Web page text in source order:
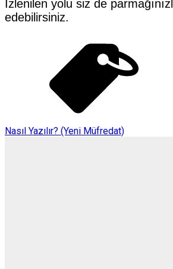
İzlenilen yolu siz de
edebilirsiniz.
Nasıl Yazılır? (Yeni Müfredat)